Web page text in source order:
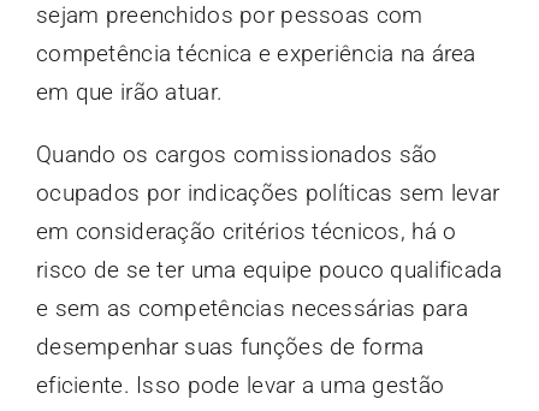
sejam preenchidos por pessoas com
competência técnica e experiência na área
em que irão atuar.
Quando os cargos comissionados são
ocupados por indicações políticas sem levar
em consideração critérios técnicos, há o
risco de se ter uma equipe pouco qualificada
e sem as competências necessárias para
desempenhar suas funções de forma
eficiente. Isso pode levar a uma gestão